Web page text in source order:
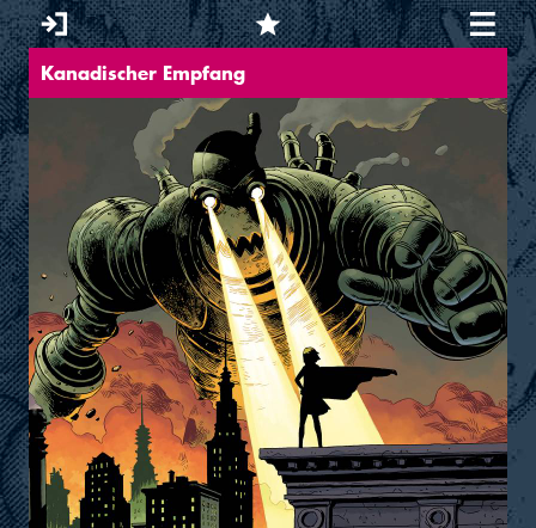
You are here
Kanadischer Empfang